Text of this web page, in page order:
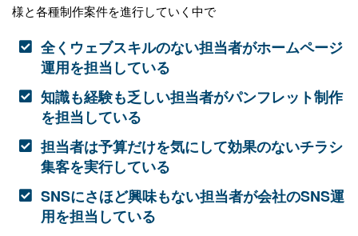
様と各種制作案件を進行していく中で
全くウェブスキルのない担当者がホームページ
運用を担当している
知識も経験も乏しい担当者がパンフレット制作
を担当している
担当者は予算だけを気にして効果のないチラシ
集客を実行している
SNSにさほど興味もない担当者が会社のSNS運
用を担当している